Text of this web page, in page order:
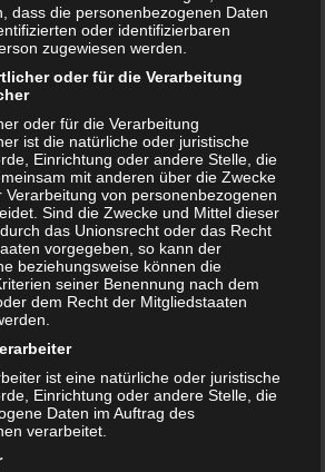
der Eltern-Kind-Beziehung
So viel ist wirklich genug!
kurzer Überblick
Trimester
gelingt es am besten!
zuSchwanger von Affäre – was nun?
Vollmachten für Kinder
für Kinder
– Holzeisenbahnen besonders
dass die personenbezogenen Daten
oder identifizierbaren
zugewiesen werden.
oder für die Verarbeitung
oder für die Verarbeitung
ist die natürliche oder juristische
Einrichtung oder andere Stelle, die
mit anderen über die Zwecke
Verarbeitung von personenbezogenen
Sind die Zwecke und Mittel dieser
das Unionsrecht oder das Recht
vorgegeben, so kann der
beziehungsweise können die
seiner Benennung nach dem
dem Recht der Mitgliedstaaten
ist eine natürliche oder juristische
Einrichtung oder andere Stelle, die
Daten im Auftrag des
verarbeitet.